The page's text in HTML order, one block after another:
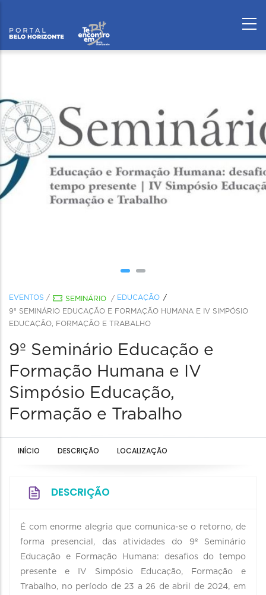
EVENTOS / SEMINÁRIO / EDUCAÇÃO
9º SEMINÁRIO EDUCAÇÃO E FORMAÇÃO HUMANA E IV SIMPÓSIO
EDUCAÇÃO, FORMAÇÃO E TRABALHO
9º Seminário Educação e
Formação Humana e IV
Simpósio Educação,
Formação e Trabalho
INÍCIO DESCRIÇÃO LOCALIZAÇÃO
DESCRIÇÃO
É com enorme alegria que comunica-se o retorno, de
forma presencial, das atividades do 9º Seminário
Educação e Formação Humana: desafios do tempo
presente e IV Simpósio Educação, Formação e
Trabalho, no período de 23 a 26 de abril de 2024, em